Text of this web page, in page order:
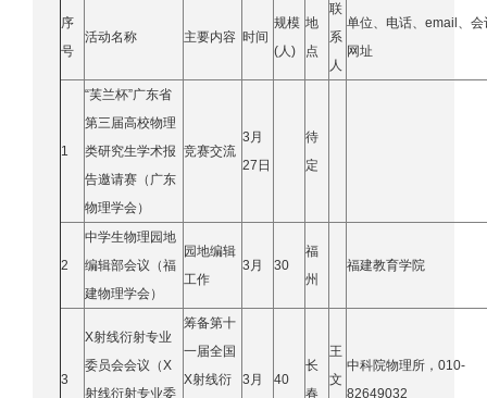
序
号
活动名称 主要内容 时间
规模
(人)
地
点
联
系
人
单位、电话、email、会
网址
1
“芙兰杯”广东省
第三届高校物理
类研究生学术报
告邀请赛（广东
物理学会）
竞赛交流
3月
27日
待
定
2
中学生物理园地
编辑部会议（福
建物理学会）
园地编辑
工作
3月 30
福
州
福建教育学院
3
X射线衍射专业
委员会会议（X
射线衍射专业委
筹备第十
一届全国
X射线衍
3月 40
长
春
王
文
中科院物理所，010-
82649032